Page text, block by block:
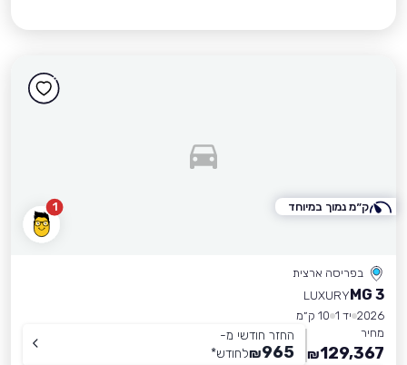
1
בפריסה ארצית
MG 3
LUXURY
2026 יד 1
10 ק״מ
מחיר
129,367
₪
החזר חודשי מ-
965
₪לחודש*
ק״מ נמוך במיוחד